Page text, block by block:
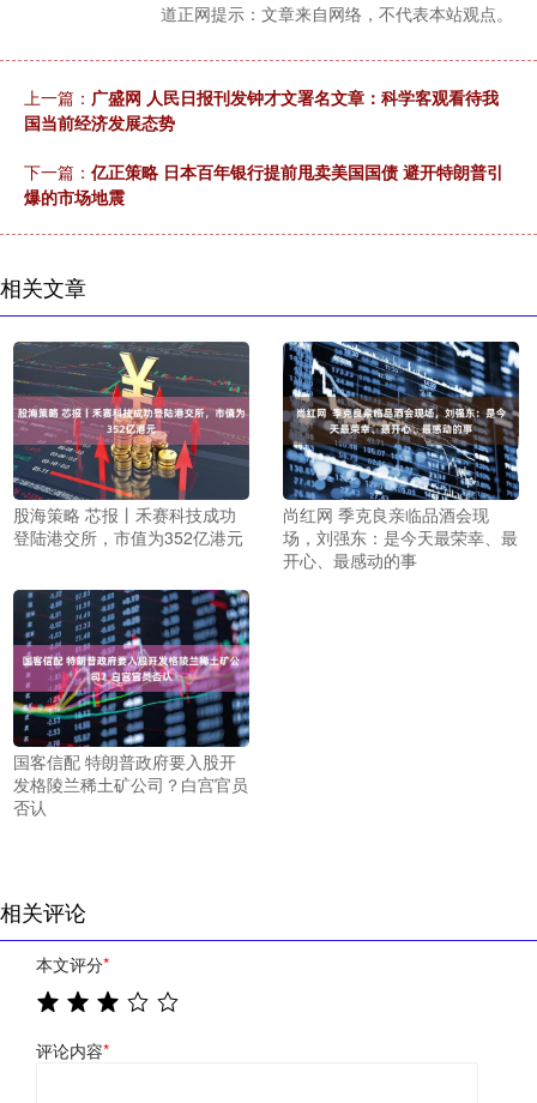
道正网提示：文章来自网络，不代表本站观点。
上一篇： 广盛网 人民日报刊发钟才文署名文章：科学客观看待我
国当前经济发展态势
下一篇： 亿正策略 日本百年银行提前甩卖美国国债 避开特朗普引
爆的市场地震
相关文章
股海策略 芯报丨禾赛科技成功
登陆港交所，市值为352亿港元
尚红网 季克良亲临品酒会现
场，刘强东：是今天最荣幸、最
开心、最感动的事
国客信配 特朗普政府要入股开
发格陵兰稀土矿公司？白宫官员
否认
相关评论
本文评分*
评论内容*